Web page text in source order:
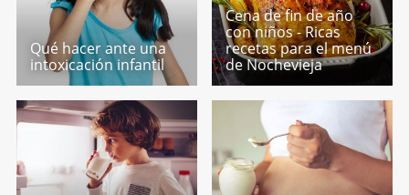
Qué hacer ante una
intoxicación infantil
Cena de fin de año
con niños - Ricas
recetas para el menú
de Nochevieja